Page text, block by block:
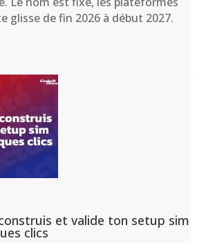
glisse de fin 2026 à début 2027.
et valide ton setup sim
clics